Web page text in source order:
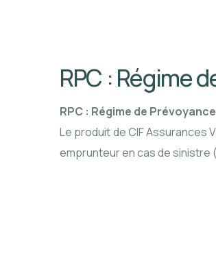
RPC : Régime
RPC : Régime de
Le produit de CIF Assurances
emprunteur en cas de sinistre